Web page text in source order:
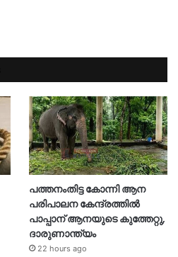
പത്തനംതിട്ട കോന്നി ആന
പരിപാലന കേന്ദ്രത്തിൽ
പാപ്പാന് ആനയുടെ കുത്തേറ്റു,
ദാരുണാന്ത്യം
22 hours ago